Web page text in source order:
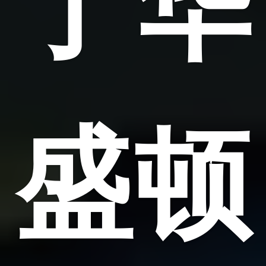
盛顿